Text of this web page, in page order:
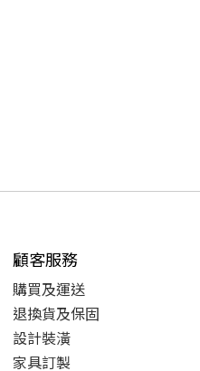
顧客服務
購買及運送
退換貨及保固
設計裝潢
家具訂製